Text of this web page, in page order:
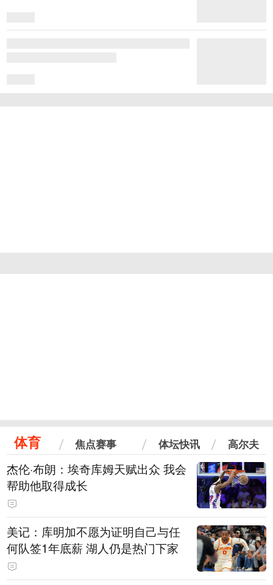
体育 焦点赛事 体坛快讯 高尔夫
杰伦·布朗：埃奇库姆天赋出众 我会
帮助他取得成长
美记：库明加不愿为证明自己与任
何队签1年底薪 湖人仍是热门下家